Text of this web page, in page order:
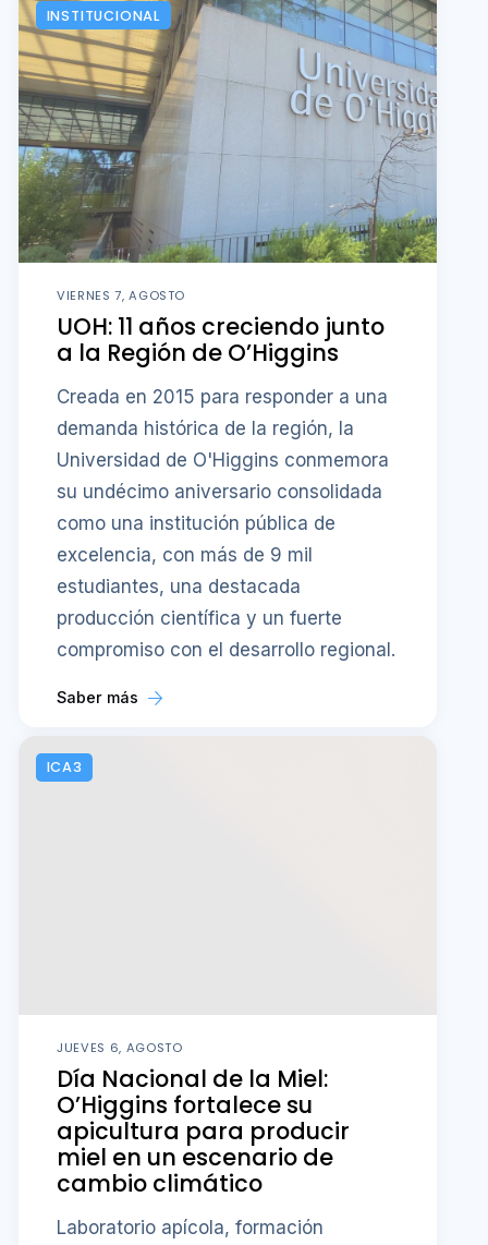
INSTITUCIONAL
VIERNES 7, AGOSTO
UOH: 11 años creciendo junto
a la Región de O’Higgins
Creada en 2015 para responder a una
demanda histórica de la región, la
Universidad de O'Higgins conmemora
su undécimo aniversario consolidada
como una institución pública de
excelencia, con más de 9 mil
estudiantes, una destacada
producción científica y un fuerte
compromiso con el desarrollo regional.
Saber más
ICA3
JUEVES 6, AGOSTO
Día Nacional de la Miel:
O’Higgins fortalece su
apicultura para producir
miel en un escenario de
cambio climático
Laboratorio apícola, formación